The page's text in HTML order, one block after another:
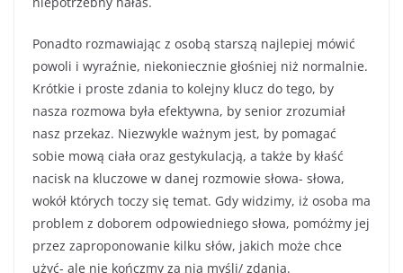
Ponadto rozmawiając z osobą starszą najlepiej mówić
powoli i wyraźnie, niekoniecznie głośniej niż normalnie.
Krótkie i proste zdania to kolejny klucz do tego, by
nasza rozmowa była efektywna, by senior zrozumiał
nasz przekaz. Niezwykle ważnym jest, by pomagać
sobie mową ciała oraz gestykulacją, a także by kłaść
nacisk na kluczowe w danej rozmowie słowa- słowa,
wokół których toczy się temat. Gdy widzimy, iż osoba ma
problem z doborem odpowiedniego słowa, pomóżmy jej
przez zaproponowanie kilku słów, jakich może chce
użyć- ale nie kończmy za nią myśli/ zdania.